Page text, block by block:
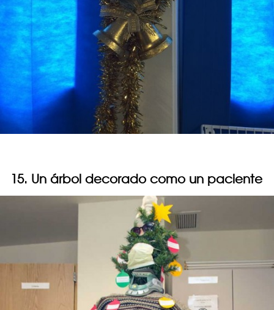
15. Un árbol decorado como un paciente